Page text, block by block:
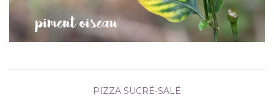
PIZZA SUCRÉ-SALÉ